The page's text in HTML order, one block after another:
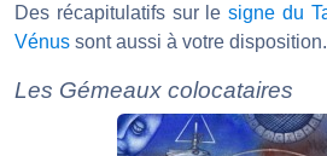
Des récapitulatifs sur lesigne du
Vénus sont aussi à votre disposition.
Les Gémeaux colocataires